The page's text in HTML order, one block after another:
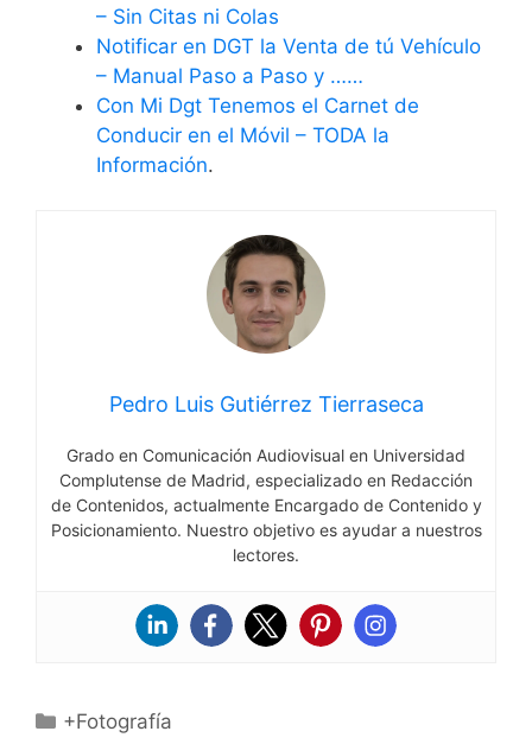
– Sin Citas ni Colas
Notificar en DGT la Venta de tú Vehículo
– Manual Paso a Paso y ……
Con Mi Dgt Tenemos el Carnet de
Conducir en el Móvil – TODA la
Información.
Pedro Luis Gutiérrez Tierraseca
Grado en Comunicación Audiovisual en Universidad
Complutense de Madrid, especializado en Redacción
de Contenidos, actualmente Encargado de Contenido y
Posicionamiento. Nuestro objetivo es ayudar a nuestros
lectores.
Categorías
+Fotografía